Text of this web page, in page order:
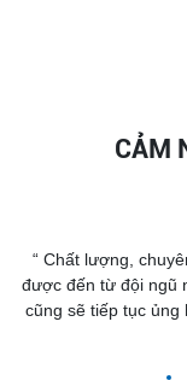
CẢM
“ Chất lượng,
được đến từ đội ngũ
cũng sẽ tiếp tục ủng